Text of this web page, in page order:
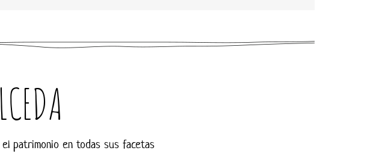
patrimonio en todas sus facetas